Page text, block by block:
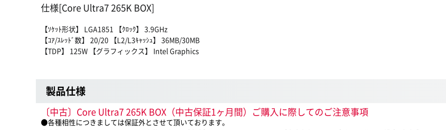
仕様[Core Ultra7 265K BOX]
【ｿｹｯﾄ形状】 LGA1851 【ｸﾛｯｸ】 3.9GHz
【ｺｱ/ｽﾚｯﾄﾞ数】 20/20 【L2/L3ｷｬｯｼｭ】 36MB/30MB
【TDP】 125W 【グラフィックス】 Intel Graphics
製品仕様
〔中古〕Core Ultra7 265K BOX（中古保証1ヶ月間）ご購入に際してのご注意事項
●各種相性につきましては保証外とさせて頂いております。